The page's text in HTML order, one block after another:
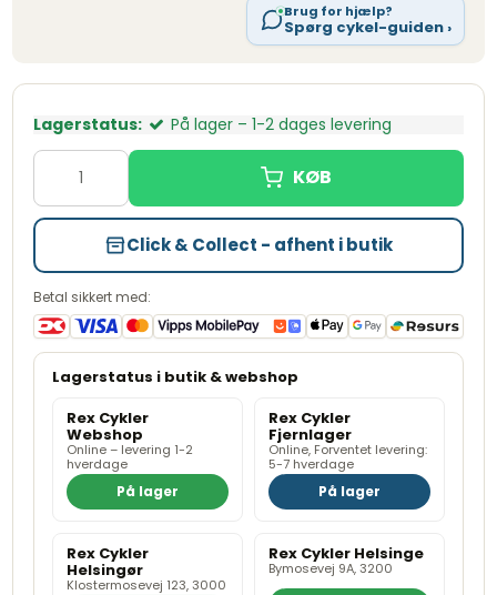
Brug for hjælp?
Spørg cykel-guiden ›
Lagerstatus: På lager – 1-2 dages levering
Click & Collect - afhent i butik
Betal sikkert med:
Rex Cykler
Webshop
Online – levering 1-2
hverdage
På lager
Rex Cykler
Fjernlager
Online, Forventet levering:
5-7 hverdage
På lager
Rex Cykler
Helsingør
Klostermosevej 123, 3000
Rex Cykler Helsinge
Bymosevej 9A, 3200